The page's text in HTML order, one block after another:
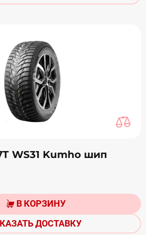
WS31 Kumho шип
В КОРЗИНУ
ДОСТАВКУ